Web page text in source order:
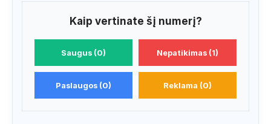
Kaip vertinate šį numerį?
Saugus (0) Nepatikimas (1)
Paslaugos (0) Reklama (0)